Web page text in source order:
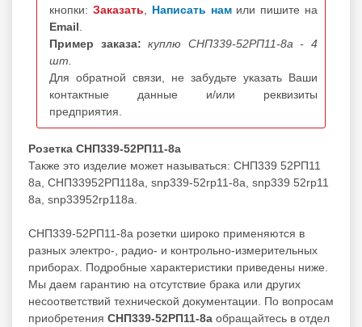
кнопки: Заказать Написать нам или пишите на
Email
Пример заказа: куплю СНП339-52РП11-8а - 4
шт.
Для обратной связи, не забудьте указать Ваши
контактные данные и/или реквизиты
предприятия.
Розетка СНП339-52РП11-8а
Также это изделие может называться: СНП339 52РП11
8а, СНП33952РП118а, snp339-52rp11-8a, snp339 52rp11
8a, snp33952rp118a.
СНП339-52РП11-8а розетки широко применяются в
разных электро-, радио- и контрольно-измерительных
приборах. Подробные характеристики приведены ниже.
Мы даем гарантию на отсутствие брака или других
несоответствий технической документации. По вопросам
приобретения СНП339-52РП11-8а обращайтесь в отдел